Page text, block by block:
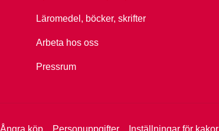
Läromedel, böcker, skrifter
Arbeta hos oss
Pressrum
Ångra köp Personuppgifter Inställningar för kakor